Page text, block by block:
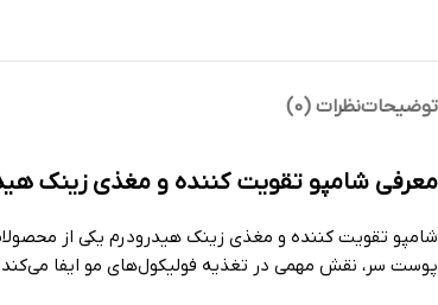
توضیحاتنظرات (0)
معرفی شامپو تقویت کننده و مغذی زینک
شامپو تقویت کننده و مغذی زینک هیدرودرم یکی از
پوست سر، نقش مهمی در تغذیه فولیکول‌های مو ایفا